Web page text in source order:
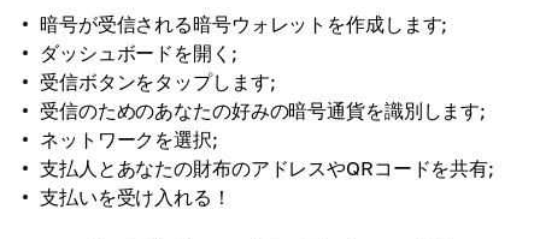
暗号が受信される暗号ウォレットを作成します;
ダッシュボードを開く;
受信ボタンをタップします;
受信のためのあなたの好みの暗号通貨を識別します;
ネットワークを選択;
支払人とあなたの財布のアドレスやQRコードを共有;
支払いを受け入れる！